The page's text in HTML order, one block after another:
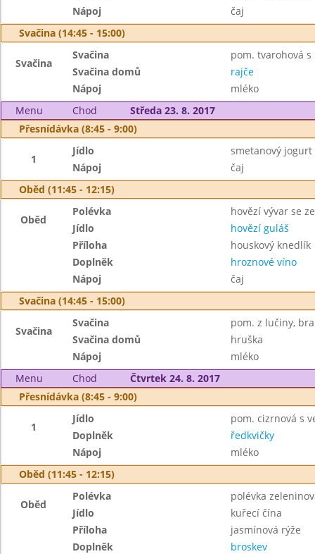
Nápoj
čaj
Svačina (14:45 - 15:00)
Svačina
Svačina
pom. tvarohová
Svačina domů
rajče
Nápoj
mléko
Menu
Chod
Středa 23. 8. 2017
Přesnídávka (8:45 - 9:00)
1
Jídlo
smetanový
Nápoj
čaj
Oběd (11:45 - 12:15)
Oběd
Polévka
hovězí vývar se
Jídlo
hovězí guláš
Příloha
houskový knedlík
Doplněk
hroznové víno
Nápoj
čaj
Svačina (14:45 - 15:00)
Svačina
Svačina
pom. z lučiny,
Svačina domů
hruška
Nápoj
mléko
Menu
Chod
Čtvrtek 24. 8. 2017
Přesnídávka (8:45 - 9:00)
1
Jídlo
pom. cizrnová s
Doplněk
ředkvičky
Nápoj
mléko
Oběd (11:45 - 12:15)
Oběd
Polévka
polévka
Jídlo
kuřecí čína
Příloha
jasmínová rýže
Doplněk
broskev